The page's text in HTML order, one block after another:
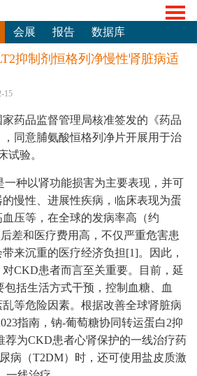
会展 报告 数据库
抑制剂恒格列净慢性肾脏病适
15
药品监督管理局核准签发的《药品
同意脯氨酸恒格列净片开展用于治
试验。
种以肾功能损害为主要表现，并可
慢性、进展性疾病，临床表现为蛋
压等，在全球的发病率高（约
差和医疗费用高，不仅严重危害患
来沉重的医疗经济负担[1]。因此，
CKD患者而言至关重要。目前，延
括生活方式干预，控制血糖、血
等危险因素。根据改善全球肾脏病
指南，钠-葡萄糖协同转运蛋白2抑
荐为CKD患者心肾保护的一线治疗药
病（T2DM）时，还可使用盐皮质激